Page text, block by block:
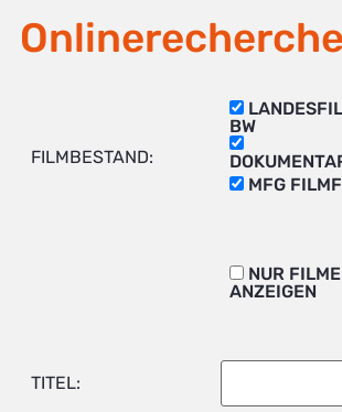
Onlinerecherche
FILMBESTAND:
BW
MFG
NUR
ANZEIGEN
TITEL: